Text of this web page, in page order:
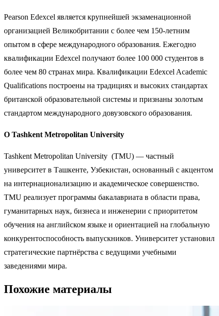
Pearson Edexcel является крупнейшей экзаменационной
организацией Великобритании с более чем 150-летним
опытом в сфере международного образования. Ежегодно
квалификации Edexcel получают более 100 000 студентов в
более чем 80 странах мира. Квалификации Edexcel Academic
Qualifications построены на традициях и высоких стандартах
британской образовательной системы и признаны золотым
стандартом международного довузовского образования.
О Tashkent Metropolitan University
Tashkent Metropolitan University (TMU) — частный
университет в Ташкенте, Узбекистан, основанный с акцентом
на интернационализацию и академическое совершенство.
TMU реализует программы бакалавриата в области права,
гуманитарных наук, бизнеса и инженерии с приоритетом
обучения на английском языке и ориентацией на глобальную
конкурентоспособность выпускников. Университет установил
стратегические партнёрства с ведущими учебными
заведениями мира.
Похожие материалы